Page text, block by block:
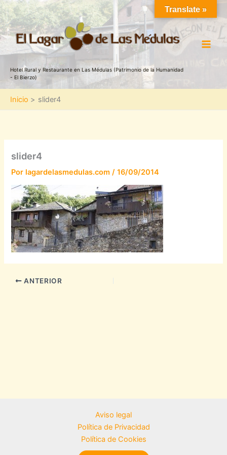
Ir
al
contenido
Hotel Rural y Restaurante en Las Médulas (Patrimonio de la Humanidad
- El Bierzo)
Inicio slider4
slider4
Por lagardelasmedulas.com/16/09/2014
ANTERIOR
Aviso legal
Política de Privacidad
Política de Cookies
Translate »